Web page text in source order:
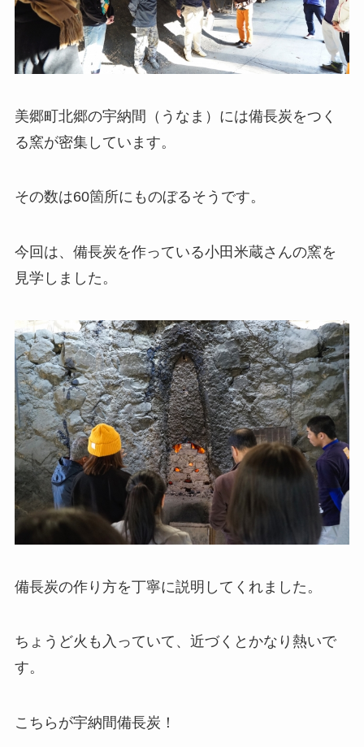
美郷町北郷の宇納間（うなま）には備長炭をつく
る窯が密集しています。
その数は60箇所にものぼるそうです。
今回は、備長炭を作っている小田米蔵さんの窯を
見学しました。
備長炭の作り方を丁寧に説明してくれました。
ちょうど火も入っていて、近づくとかなり熱いで
す。
こちらが宇納間備長炭！